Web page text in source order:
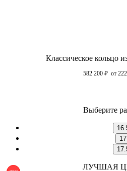
Классическое кольцо
582 200 ₽ от
Выберите
17
ЛУЧШАЯ